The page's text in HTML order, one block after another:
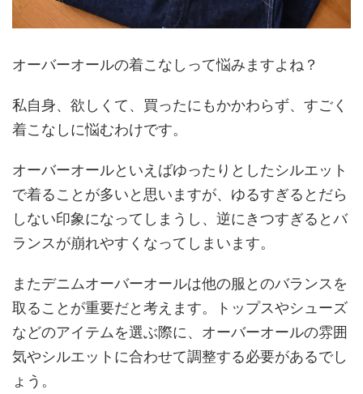
オーバーオールの着こなしって悩みますよね？
私自身、欲しくて、買ったにもかかわらず、すごく
着こなしに悩むわけです。
オーバーオールといえばゆったりとしたシルエット
で着ることが多いと思いますが、ゆるすぎるとだら
しない印象になってしまうし、逆にきつすぎるとバ
ランスが崩れやすくなってしまいます。
またデニムオーバーオールは他の服とのバランスを
取ることが重要だと考えます。トップスやシューズ
などのアイテムを選ぶ際に、オーバーオールの雰囲
気やシルエットに合わせて調整する必要があるでし
ょう。